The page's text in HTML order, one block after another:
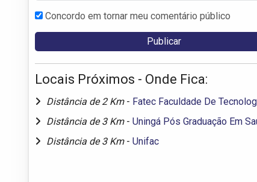
Concordo em tornar meu comentário público
Locais Próximos - Onde Fica:
Distância de 2 Km - Fatec Faculdade De
Distância de 3 Km - Uningá Pós Graduação Em
Distância de 3 Km - Unifac